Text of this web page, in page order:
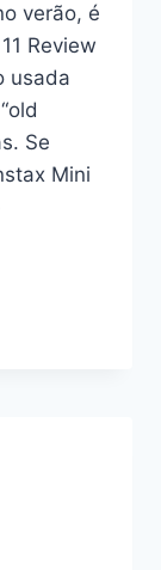
verão, é
Review
usada
Se
Mini